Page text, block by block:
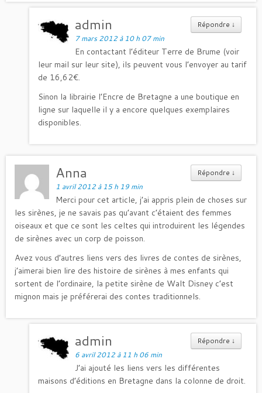
Répondre ↓
admin
7 mars 2012 à 10 h 07 min
En contactant l’éditeur Terre de Brume (voir
leur mail sur leur site), ils peuvent vous l’envoyer au tarif
de 16,62€.
Sinon la librairie l’Encre de Bretagne a une boutique en
ligne sur laquelle il y a encore quelques exemplaires
disponibles.
Répondre ↓
Anna
1 avril 2012 à 15 h 19 min
Merci pour cet article, j’ai appris plein de choses sur
les sirènes, je ne savais pas qu’avant c’étaient des femmes
oiseaux et que ce sont les celtes qui introduirent les légendes
de sirènes avec un corp de poisson.
Avez vous d’autres liens vers des livres de contes de sirènes,
j’aimerai bien lire des histoire de sirènes à mes enfants qui
sortent de l’ordinaire, la petite sirène de Walt Disney c’est
mignon mais je préférerai des contes traditionnels.
Répondre ↓
admin
6 avril 2012 à 11 h 06 min
J’ai ajouté les liens vers les différentes
maisons d’éditions en Bretagne dans la colonne de droit.